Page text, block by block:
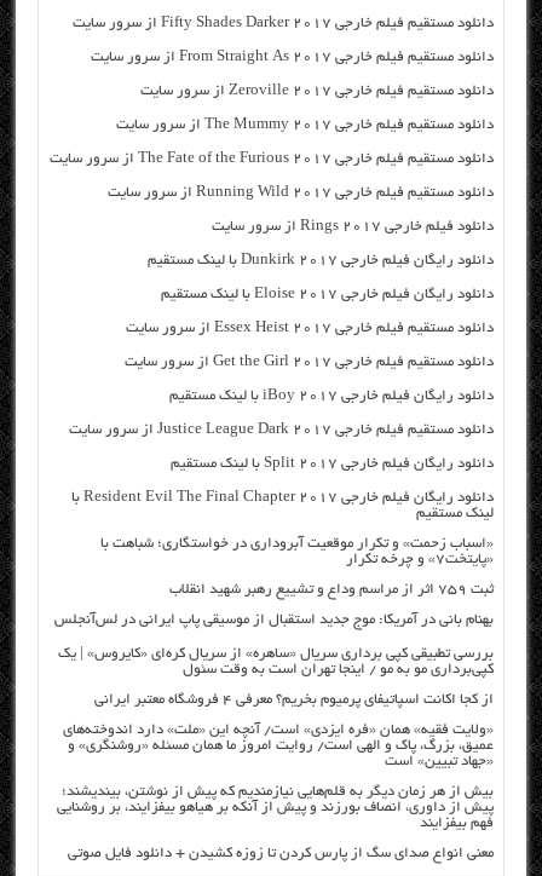
دانلود مستقیم فیلم خارجی Fifty Shades Darker 2017 از سرور سایت
دانلود مستقیم فیلم خارجی From Straight As 2017 از سرور سایت
دانلود مستقیم فیلم خارجی Zeroville 2017 از سرور سایت
دانلود مستقیم فیلم خارجی The Mummy 2017 از سرور سایت
دانلود مستقیم فیلم خارجی The Fate of the Furious 2017 از سرور سایت
دانلود مستقیم فیلم خارجی Running Wild 2017 از سرور سایت
دانلود فیلم خارجی Rings 2017 از سرور سایت
دانلود رایگان فیلم خارجی Dunkirk 2017 با لینک مستقیم
دانلود رایگان فیلم خارجی Eloise 2017 با لینک مستقیم
دانلود مستقیم فیلم خارجی Essex Heist 2017 از سرور سایت
دانلود مستقیم فیلم خارجی Get the Girl 2017 از سرور سایت
دانلود رایگان فیلم خارجی iBoy 2017 با لینک مستقیم
دانلود مستقیم فیلم خارجی Justice League Dark 2017 از سرور سایت
دانلود رایگان فیلم خارجی Split 2017 با لینک مستقیم
دانلود رایگان فیلم خارجی Resident Evil The Final Chapter 2017 با
لینک مستقیم
«اسباب زحمت» و تکرار موقعیت آبروداری در خواستگاری؛ شباهت با
«پایتخت۷» و چرخه تکرار
ثبت ۷۵۹ اثر از مراسم وداع و تشییع رهبر شهید انقلاب
بهنام بانی در آمریکا: موج جدید استقبال از موسیقی پاپ ایرانی در لس‌آنجلس
بررسی تطبیقی کپی برداری سریال «ساهره» از سریال کره‌ای «کایروس» | یک
کپی‌برداری مو به مو / اینجا تهران است به وقت سئول
از کجا اکانت اسپاتیفای پرمیوم بخریم؟ معرفی ۴ فروشگاه معتبر ایرانی
«ولایت فقیه» همان «فره ایزدی» است/ آنچه این «ملت» دارد اندوخته‌های
عمیق، بزرگ، پاک و الهی است/ روایت امروز ما همان مسئله «روشنگری» و
«جهاد تبیین» است
بیش از هر زمان دیگر به قلم‌هایی نیازمندیم که پیش از نوشتن، بیندیشند؛
پیش از داوری، انصاف بورزند و پیش از آنکه بر هیاهو بیفزایند، بر روشنایی
فهم بیفزایند
معنی انواع صدای سگ از پارس کردن تا زوزه کشیدن + دانلود فایل صوتی